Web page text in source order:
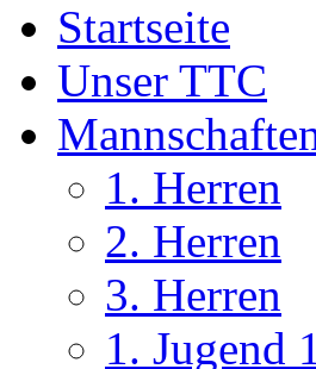
Startseite
Unser TTC
1. Herren
2. Herren
3. Herren
1. Jugend